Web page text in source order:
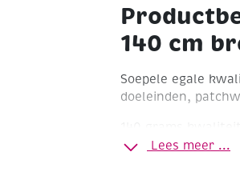
140 cm
Soepele egale
doeleinden,
Lees meer ...